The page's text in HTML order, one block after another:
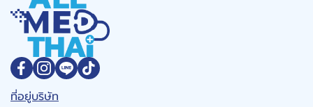
ที่อยู่บริษัท